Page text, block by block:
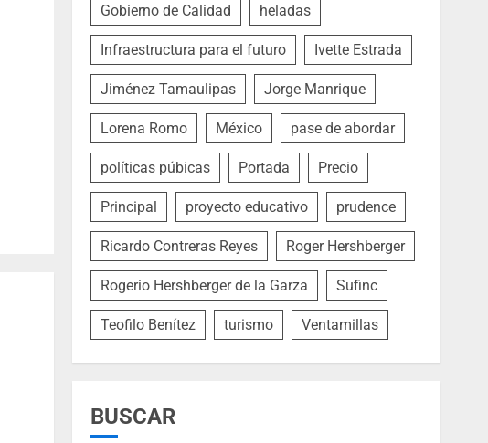
Gobierno de Calidad heladas
Infraestructura para el futuro Ivette Estrada
Jiménez Tamaulipas Jorge Manrique
Lorena Romo México pase de abordar
políticas púbicas Portada Precio
Principal proyecto educativo prudence
Ricardo Contreras Reyes Roger Hershberger
Rogerio Hershberger de la Garza Sufinc
Teofilo Benítez turismo Ventamillas
BUSCAR